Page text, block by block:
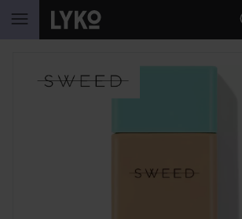
SIIRTYÄ JHK SISÄLTÖÖN
OHITA OSIO